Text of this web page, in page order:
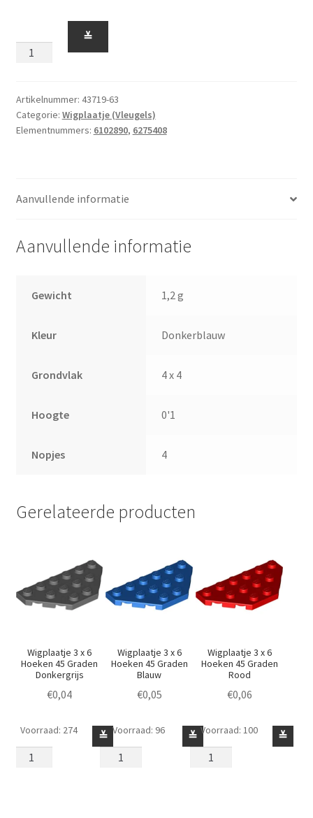
4
Symmetrisch
met
Inkeping
≚
Artikelnummer: 43719-63
Categorie: Wigplaatje (Vleugels)
Elementnummers: 6102890, 6275408
Aanvullende informatie
Aanvullende informatie
Gewicht 1,2 g
Kleur Donkerblauw
Grondvlak 4 x 4
Hoogte 0'1
Nopjes 4
Gerelateerde producten
Wigplaatje 3 x 6
Hoeken 45 Graden
Donkergrijs
€0,04
Wigplaatje
3
≚
Voorraad: 274
Wigplaatje 3 x 6
Hoeken 45 Graden
Blauw
€0,05
Wigplaatje
3
≚
Voorraad: 96
Wigplaatje 3 x 6
Hoeken 45 Graden
Rood
€0,06
Wigplaatje
3
≚
Voorraad: 100